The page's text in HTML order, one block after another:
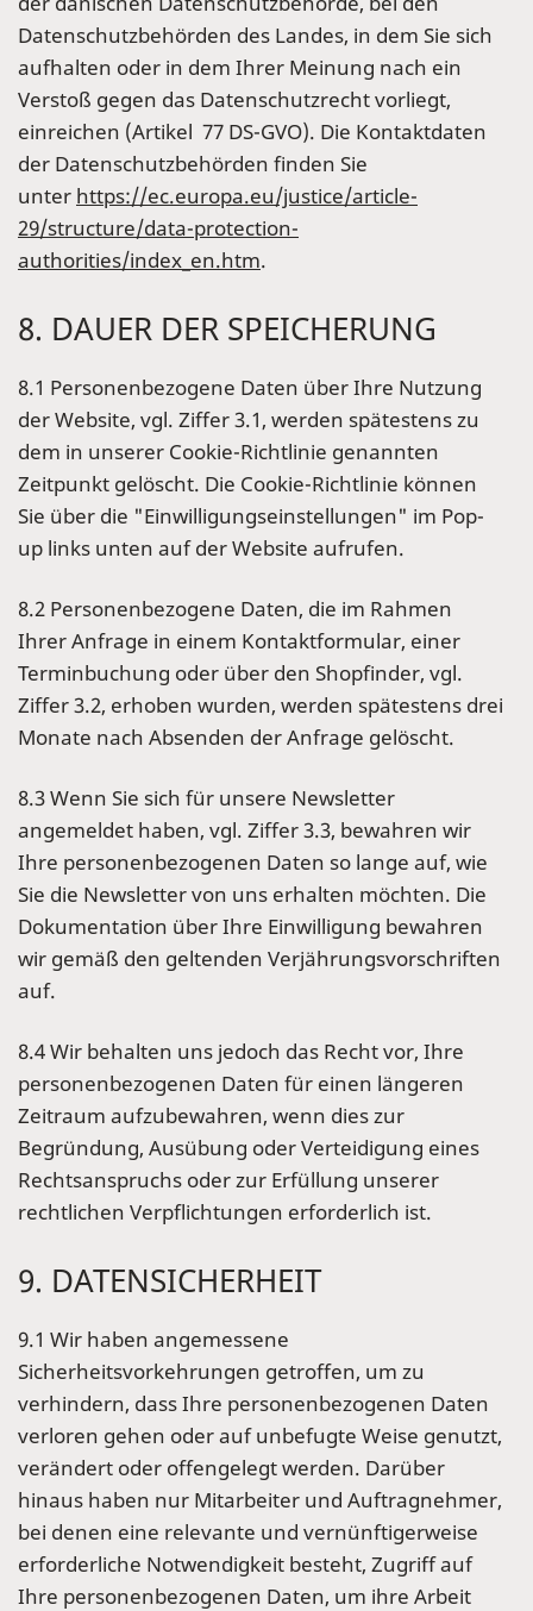
Datenschutzbehörden des Landes, in dem Sie sich
aufhalten oder in dem Ihrer Meinung nach ein
Verstoß gegen das Datenschutzrecht vorliegt,
einreichen (Artikel 77 DS-GVO). Die Kontaktdaten
der Datenschutzbehörden finden Sie
unter https://ec.europa.eu/justice/article-
29/structure/data-protection-
authorities/index_en.htm.
8. DAUER DER SPEICHERUNG
8.1 Personenbezogene Daten über Ihre Nutzung
der Website, vgl. Ziffer 3.1, werden spätestens zu
dem in unserer Cookie-Richtlinie genannten
Zeitpunkt gelöscht. Die Cookie-Richtlinie können
Sie über die "Einwilligungseinstellungen" im Pop-
up links unten auf der Website aufrufen.
8.2 Personenbezogene Daten, die im Rahmen
Ihrer Anfrage in einem Kontaktformular, einer
Terminbuchung oder über den Shopfinder, vgl.
Ziffer 3.2, erhoben wurden, werden spätestens drei
Monate nach Absenden der Anfrage gelöscht.
8.3 Wenn Sie sich für unsere Newsletter
angemeldet haben, vgl. Ziffer 3.3, bewahren wir
Ihre personenbezogenen Daten so lange auf, wie
Sie die Newsletter von uns erhalten möchten. Die
Dokumentation über Ihre Einwilligung bewahren
wir gemäß den geltenden Verjährungsvorschriften
auf.
8.4 Wir behalten uns jedoch das Recht vor, Ihre
personenbezogenen Daten für einen längeren
Zeitraum aufzubewahren, wenn dies zur
Begründung, Ausübung oder Verteidigung eines
Rechtsanspruchs oder zur Erfüllung unserer
rechtlichen Verpflichtungen erforderlich ist.
9. DATENSICHERHEIT
9.1 Wir haben angemessene
Sicherheitsvorkehrungen getroffen, um zu
verhindern, dass Ihre personenbezogenen Daten
verloren gehen oder auf unbefugte Weise genutzt,
verändert oder offengelegt werden. Darüber
hinaus haben nur Mitarbeiter und Auftragnehmer,
bei denen eine relevante und vernünftigerweise
erforderliche Notwendigkeit besteht, Zugriff auf
Ihre personenbezogenen Daten, um ihre Arbeit